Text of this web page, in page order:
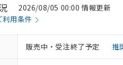
2026/08/05 00:00 情報更新
用条件
販売中・受注終了予定 推